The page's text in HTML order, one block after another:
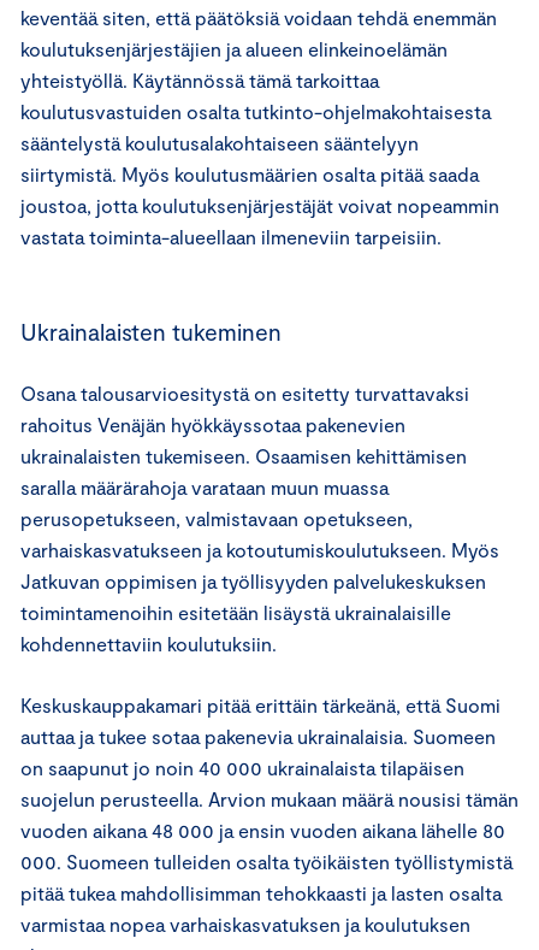
keventää siten, että päätöksiä voidaan tehdä enemmän
koulutuksenjärjestäjien ja alueen elinkeinoelämän
yhteistyöllä. Käytännössä tämä tarkoittaa
koulutusvastuiden osalta tutkinto-ohjelmakohtaisesta
sääntelystä koulutusalakohtaiseen sääntelyyn
siirtymistä. Myös koulutusmäärien osalta pitää saada
joustoa, jotta koulutuksenjärjestäjät voivat nopeammin
vastata toiminta-alueellaan ilmeneviin tarpeisiin.
Ukrainalaisten tukeminen
Osana talousarvioesitystä on esitetty turvattavaksi
rahoitus Venäjän hyökkäyssotaa pakenevien
ukrainalaisten tukemiseen. Osaamisen kehittämisen
saralla määrärahoja varataan muun muassa
perusopetukseen, valmistavaan opetukseen,
varhaiskasvatukseen ja kotoutumiskoulutukseen. Myös
Jatkuvan oppimisen ja työllisyyden palvelukeskuksen
toimintamenoihin esitetään lisäystä ukrainalaisille
kohdennettaviin koulutuksiin.
Keskuskauppakamari pitää erittäin tärkeänä, että Suomi
auttaa ja tukee sotaa pakenevia ukrainalaisia. Suomeen
on saapunut jo noin 40 000 ukrainalaista tilapäisen
suojelun perusteella. Arvion mukaan määrä nousisi tämän
vuoden aikana 48 000 ja ensin vuoden aikana lähelle 80
000. Suomeen tulleiden osalta työikäisten työllistymistä
pitää tukea mahdollisimman tehokkaasti ja lasten osalta
varmistaa nopea varhaiskasvatuksen ja koulutuksen